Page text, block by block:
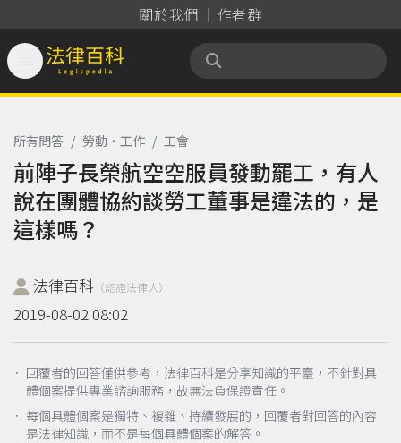
關於我們 作者群
法律百科 Legispedia
所有問答 / 勞動‧工作 / 工會
前陣子長榮航空空服員發動罷工，有人
說在團體協約談勞工董事是違法的，是
這樣嗎？
法律百科 （認證法律人）
2019-08-02 08:02
． 回覆者的回答僅供參考，法律百科是分享知識的平臺，不針對具
體個案提供專業諮詢服務，故無法負保證責任。
． 每個具體個案是獨特、複雜、持續發展的，回覆者對回答的內容
是法律知識，而不是每個具體個案的解答。